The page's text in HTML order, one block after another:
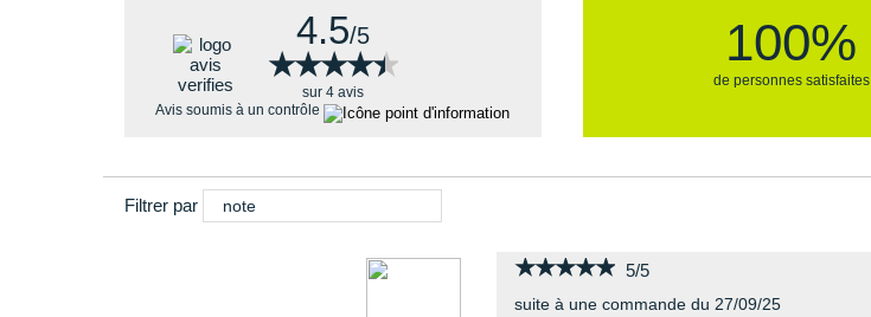
4.5/5
★★★★★
★★★★★
sur 4 avis
Avis soumis à un contrôle
100%
de personnes satisfaites
Filtrer par note
★★★★★
★★★★★ 5/5
suite à une commande du 27/09/25